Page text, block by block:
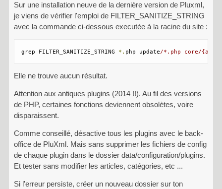
Sur une installation neuve de la dernière version de Pluxml,
je viens de vérifier l'emploi de FILTER_SANITIZE_STRING
avec la commande ci-dessous executée à la racine du site :
grep FILTER_SANITIZE_STRING *. php update/*.php core/
Elle ne trouve aucun résultat.
Attention aux antiques plugins (2014 !!). Au fil des versions
de PHP, certaines fonctions deviennent obsolètes, voire
disparaissent.
Comme conseillé, désactive tous les plugins avec le back-
office de PluXml. Mais sans supprimer les fichiers de config
de chaque plugin dans le dossier data/configuration/plugins.
Et tester sans modifier les articles, catégories, etc ...
Si l'erreur persiste, créer un nouveau dossier sur ton